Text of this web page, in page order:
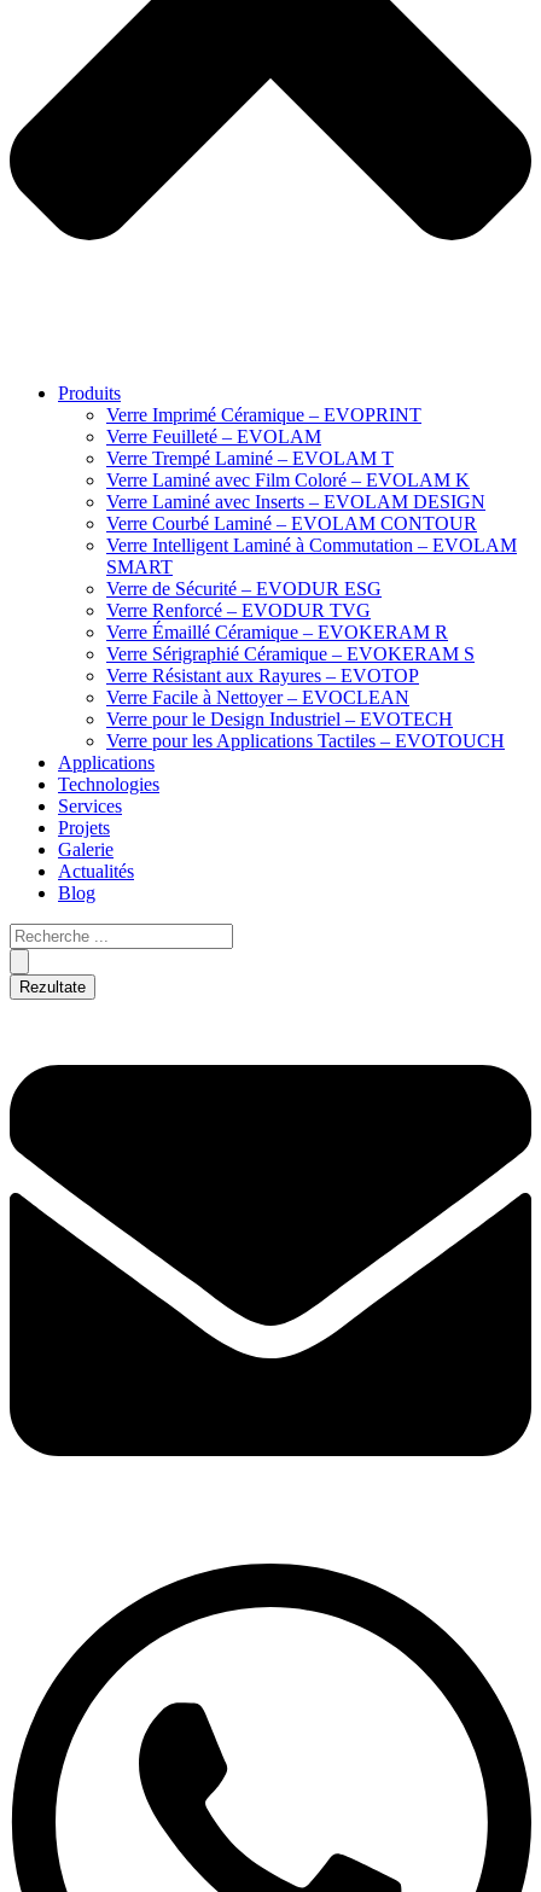
Produits
Verre Imprimé Céramique – EVOPRINT
Verre Feuilleté – EVOLAM
Verre Trempé Laminé – EVOLAM T
Verre Laminé avec Film Coloré – EVOLAM K
Verre Laminé avec Inserts – EVOLAM DESIGN
Verre Courbé Laminé – EVOLAM CONTOUR
Verre Intelligent Laminé à Commutation – EVOLAM
SMART
Verre de Sécurité – EVODUR ESG
Verre Renforcé – EVODUR TVG
Verre Émaillé Céramique – EVOKERAM R
Verre Sérigraphié Céramique – EVOKERAM S
Verre Résistant aux Rayures – EVOTOP
Verre Facile à Nettoyer – EVOCLEAN
Verre pour le Design Industriel – EVOTECH
Verre pour les Applications Tactiles – EVOTOUCH
Applications
Technologies
Services
Projets
Galerie
Actualités
Blog
Rezultate